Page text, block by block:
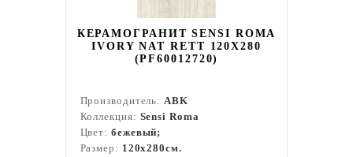
КЕРАМОГРАНИТ SENSI ROMA
IVORY NAT RETT 120X280
(PF60012720)
Производитель:ABK
Коллекция: Sensi Roma
Цвет: бежевый;
Размер: 120x280см.